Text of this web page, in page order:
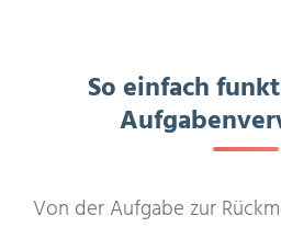
So einfach
Von der Aufgabe zur